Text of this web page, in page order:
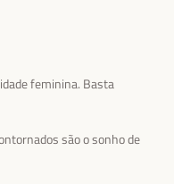
feminina. Basta
são o sonho de